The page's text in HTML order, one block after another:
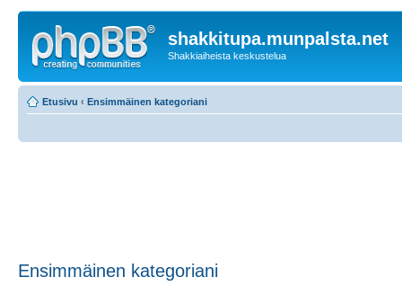
shakkitupa.munpalsta.net
Shakkiaiheista keskustelua
Etusivu ‹ Ensimmäinen kategoriani
Ensimmäinen kategoriani